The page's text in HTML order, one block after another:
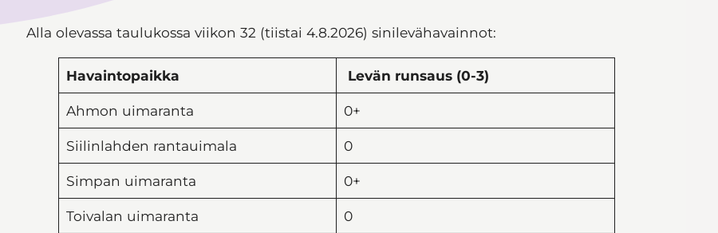
Alla olevassa taulukossa viikon 32 (tiistai 4.8.2026) sinilevähavainnot:
Havaintopaikka Levän runsaus (0-3)
Ahmon uimaranta 0+
Siilinlahden rantauimala 0
Simpan uimaranta 0+
Toivalan uimaranta 0